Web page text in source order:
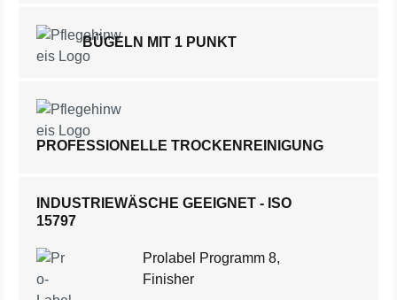
BÜGELN MIT 1 PUNKT
PROFESSIONELLE TROCKENREINIGUNG
INDUSTRIEWÄSCHE GEEIGNET - ISO
15797
Prolabel Programm 8,
Finisher